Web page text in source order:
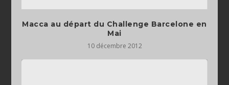
Macca au départ du Challenge Barcelone en
Mai
10 décembre 2012